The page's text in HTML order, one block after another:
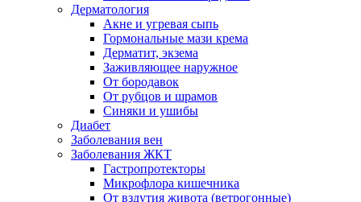
Дерматология
Акне и угревая сыпь
Гормональные мази крема
Дерматит, экзема
Заживляющее наружное
От бородавок
От рубцов и шрамов
Синяки и ушибы
Диабет
Заболевания вен
Заболевания ЖКТ
Гастропротекторы
Микрофлора кишечника
От вздутия живота (ветрогонные)